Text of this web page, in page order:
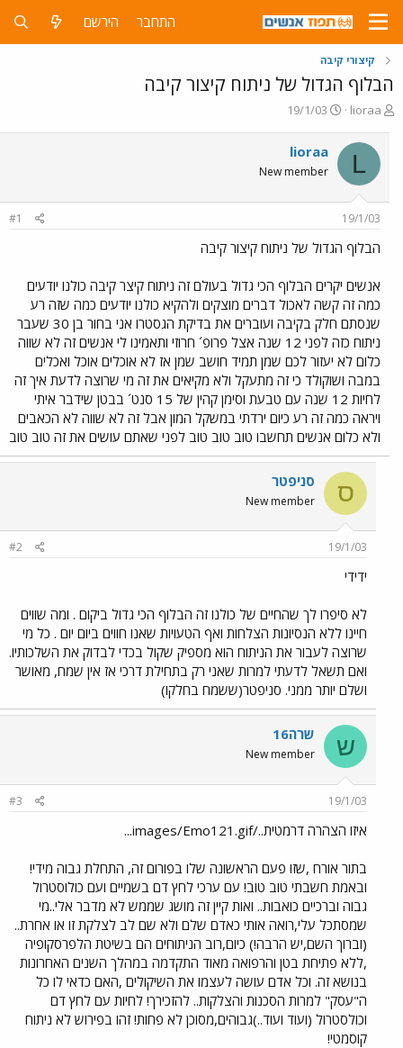
התחבר הירשם
קיצורי קיבה
הבלוף הגדול של ניתוח קיצור קיבה
פ
ח
ה
ו
ש
lioraa
פ
ס
ם
ת
י
19/1/03
L
lioraa
New member
19/1/03
#1
הבלוף הגדול של ניתוח קיצור קיבה
אנשים יקרים הבלוף הכי גדול בעולם זה ניתוח קיצר קיבה כולנו יודעים
כמה זה קשה לאכול דברים מוצקים ולהקיא כולנו יודעים כמה שזה רע
שנסתם חלק בקיבה ועוברים את בדיקת הגסטרו אני בחור בן 30 שעבר
ניתוח כזה לפני 12 שנה אצל פרופ´ חרוזי ותאמינו לי אנשים זה לא שווה
כלום לא יעזור לכם שמן תמיד חושב שמן אז לא אוכלים אוכל ואכלים
במבה ושוקולד כי זה מתעקל ולא מקיאים את זה מי שרוצה לדעת איך זה
לחיות 12 שנה עם טבעת וסימן קהין של 15 סנט´ בבטן שידבר איתי
ויראה כמה זה רע כיום ירדתי במשקל המון אבל זה לא שווה לא הכאבים
ולא כלום אנשים תחשבו טוב טוב טוב לפני שאתם עושים את זה טוב טוב
ס סניפטר
New member
19/1/03
#2
ידידי
לא סיפרו לך שהחיים של כולנו זה הבלוף הכי גדול ביקום . ומה שווים
חיינו ללא הנסיונות הצלחות ואף הטעויות שאנו חווים ביום יום . כל מי
שרוצה לעבור את הניתוח הוא מספיק שקול בכדי לבדוק את השלכותיו.
ואם תשאל לדעתי למרות שאני רק בתחילת דרכי אז אין שמח, מאושר
ושלם יותר ממני. סניפטר(ששמח בחלקו)
ש שרה16
New member
19/1/03
#3
איזו הצהרה דרמטית../images/Emo121.gif...
בתור אורח ,שזו פעם הראשונה שלו בפורום זה, התחלת גבוה מידי!
ובאמת חשבתי טוב טוב! עם ערכי לחץ דם בשמיים ועם כולוסטרול
גבוה וברכיים כואבות.. ואות קיין זה מושג שממש לא מדבר אלי..מי
שמסתכל עלי,רואה אותי כאדם שלם ולא שם לב לצלקת זו או אחרת..
(וברוך השם,יש הרבה!) כיום,רוב הניתוחים הם בשיטת הלפרסקופיה
,ללא פתיחת בטן והרפואה מאוד התקדמה במהלך השנים האחרונות
בנושא זה. וכל אדם עושה לעצמו את השיקולים ,האם כדאי לו כל
ה"עסק" למרות הסכנות והצלקות.. להזכירך! לחיות עם לחץ דם
וכולסטרול (ועוד ועוד..)גבוהים,מסוכן לא פחות! זהו בפירוש לא ניתוח
קוסמטי!